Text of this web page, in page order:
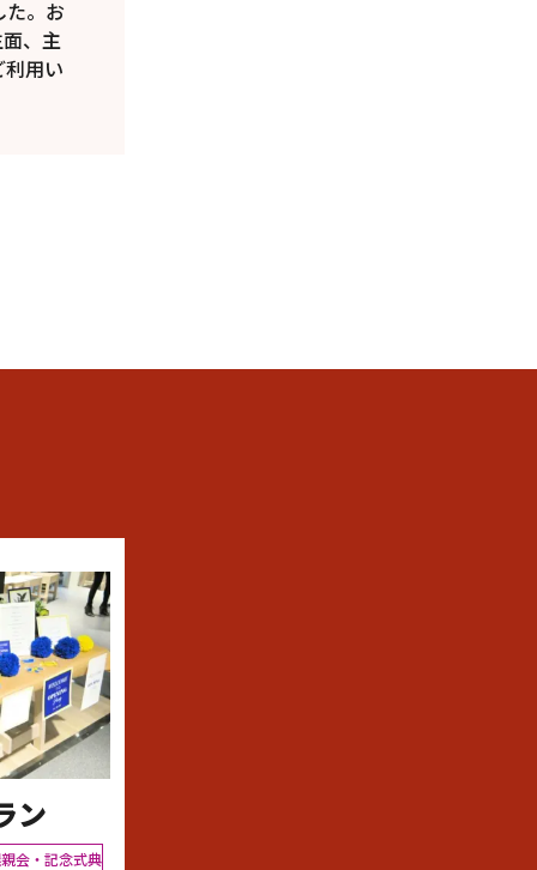
た。お
、主
用い
ン
会・記念式典